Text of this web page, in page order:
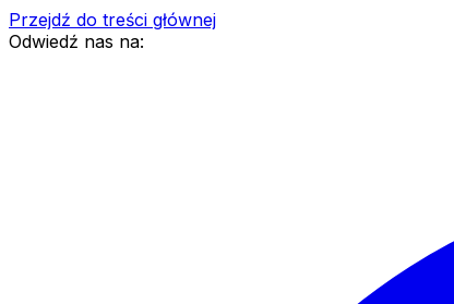
Przejdź do treści głównej
Odwiedź nas na: